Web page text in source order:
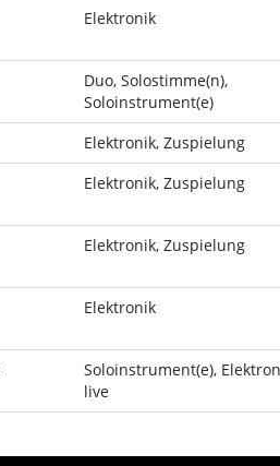
Elektronik
Duo, Solostimme(n),
Soloinstrument(e)
Elektronik, Zuspielung
Elektronik, Zuspielung
Elektronik, Zuspielung
Elektronik
Soloinstrument(e),
live